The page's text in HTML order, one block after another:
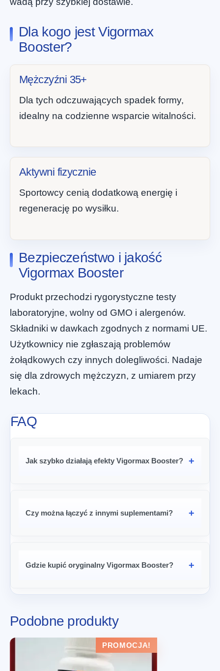
Dla kogo jest Vigormax
Booster?
Mężczyźni 35+
Dla tych odczuwających spadek formy,
idealny na codzienne wsparcie witalności.
Aktywni fizycznie
Sportowcy cenią dodatkową energię i
regenerację po wysiłku.
Bezpieczeństwo i jakość
Vigormax Booster
Produkt przechodzi rygorystyczne testy
laboratoryjne, wolny od GMO i alergenów.
Składniki w dawkach zgodnych z normami UE.
Użytkownicy nie zgłaszają problemów
żołądkowych czy innych dolegliwości. Nadaje
się dla zdrowych mężczyzn, z umiarem przy
lekach.
FAQ
Jak szybko działają efekty Vigormax Booster?
Czy można łączyć z innymi suplementami?
Gdzie kupić oryginalny Vigormax Booster?
Podobne produkty
PROMOCJA!